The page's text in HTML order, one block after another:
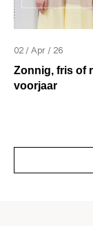
02 / Apr / 26
Zonnig, fris of
voorjaar